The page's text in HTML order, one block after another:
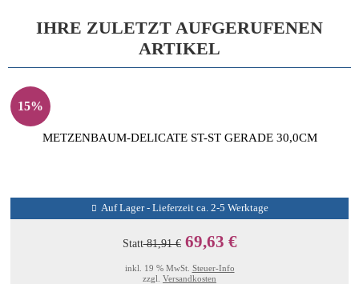
IHRE ZULETZT AUFGERUFENEN
ARTIKEL
15%
METZENBAUM-DELICATE ST-ST GERADE 30,0CM
Auf Lager - Lieferzeit ca. 2-5 Werktage
Statt81,91 € 69,63 €
inkl. 19 % MwSt. Steuer-Info
zzgl. Versandkosten